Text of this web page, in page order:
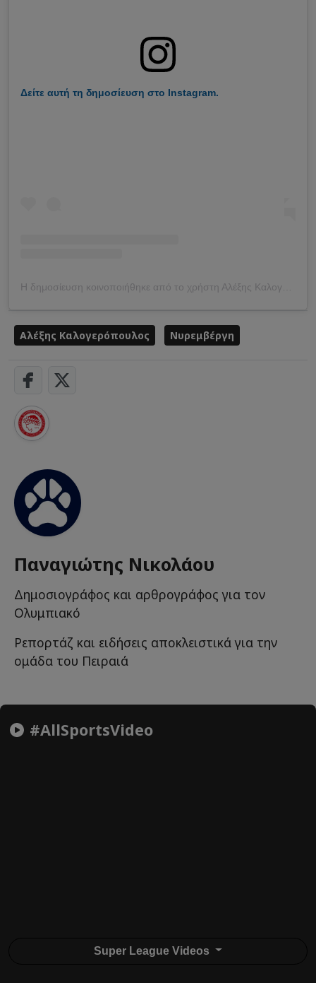
Δείτε αυτή τη δημοσίευση στο Instagram.
Αλέξης Καλογερόπουλος Νυρεμβέργη
Παναγιώτης Νικολάου
Δημοσιογράφος και αρθρογράφος για τον
Ολυμπιακό
Ρεπορτάζ και ειδήσεις αποκλειστικά για την
ομάδα του Πειραιά
#AllSportsVideo
Super League Videos